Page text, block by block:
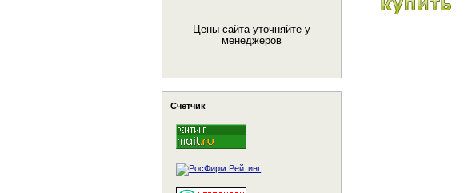
Цены сайта уточняйте у
менеджеров
Счетчик